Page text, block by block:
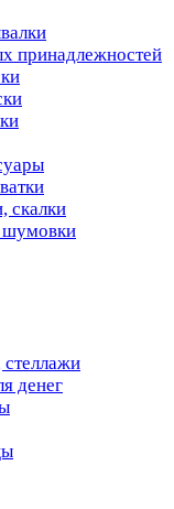
принадлежностей
скалки
шумовки
денег